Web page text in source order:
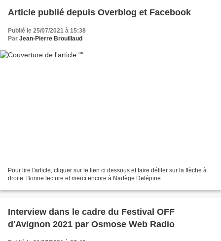
Article publié depuis Overblog et Facebook
Publié le 25/07/2021 à 15:38
Par Jean-Pierre Brouillaud
Pour lire l'article, cliquer sur le lien ci dessous et faire défiler sur la flèche à
droite. Bonne lecture et merci encore à Nadège Delépine.
Interview dans le cadre du Festival OFF
d'Avignon 2021 par Osmose Web Radio